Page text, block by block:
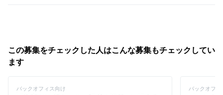
この募集をチェックした人はこんな募集もチェックしてい
ます
バックオフィス向け バックオフィ